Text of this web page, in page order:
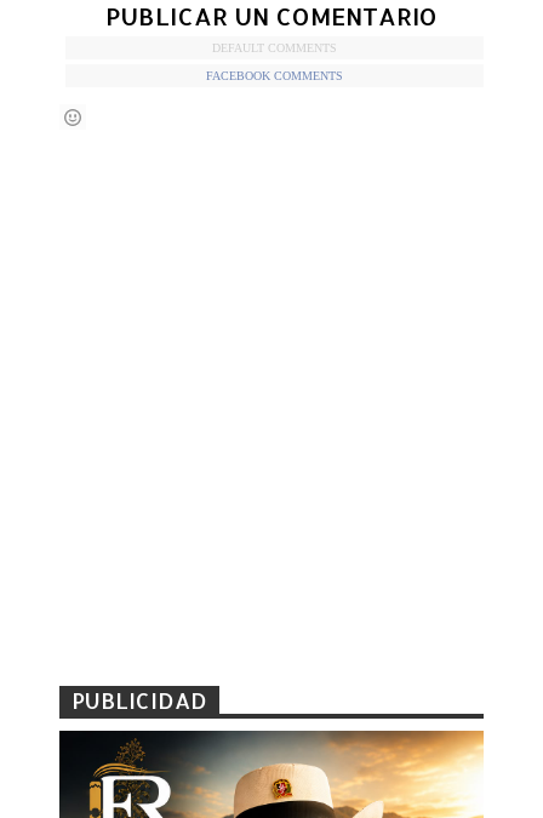
PUBLICAR UN COMENTARIO
DEFAULT COMMENTS
FACEBOOK COMMENTS
PUBLICIDAD